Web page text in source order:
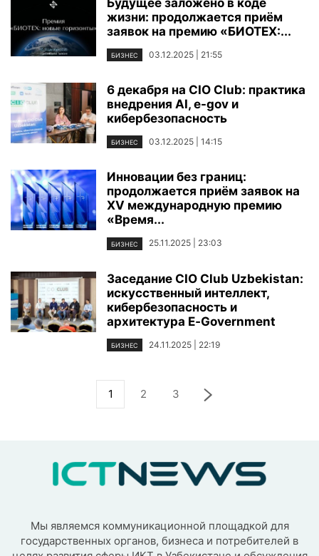
жизни: продолжается приём
заявок на премию «БИОТЕХ:...
БИЗНЕС 03.12.2025 | 21:55
6 декабря на CIO Club: практика
внедрения AI, e-gov и
кибербезопасность
БИЗНЕС 03.12.2025 | 14:15
Инновации без границ:
продолжается приём заявок на
XV международную премию
«Время...
БИЗНЕС 25.11.2025 | 23:03
Заседание CIO Club Uzbekistan:
искусственный интеллект,
кибербезопасность и
архитектура E‑Government
БИЗНЕС 24.11.2025 | 22:19
1 2 3
Мы являемся коммуникационной площадкой для
государственных органов, бизнеса и потребителей в